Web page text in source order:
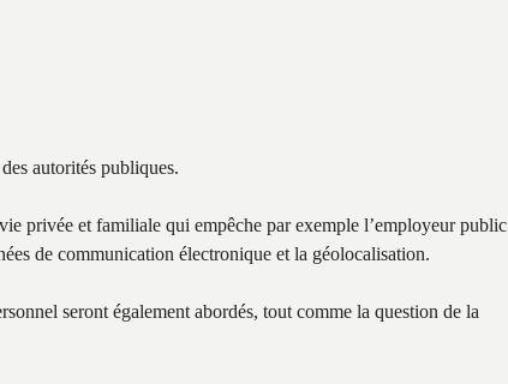
autorités publiques.
privée et familiale qui empêche par exemple l’employeur public
de communication électronique et la géolocalisation.
seront également abordés, tout comme la question de la